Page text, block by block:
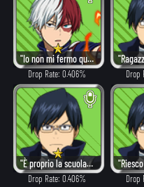
"Io non mi fermo qui."
Drop Rate: 0.406% Drop
"È proprio la scuola migliore!"
Drop Rate: 0.406% Drop